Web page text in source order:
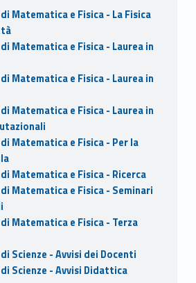
Matematica e Fisica - La Fisica
Matematica e Fisica - Laurea in
Matematica e Fisica - Laurea in
Matematica e Fisica - Laurea in
Matematica e Fisica - Per la
Matematica e Fisica - Ricerca
Matematica e Fisica - Seminari
Matematica e Fisica - Terza
Scienze - Avvisi dei Docenti
Scienze - Avvisi Didattica